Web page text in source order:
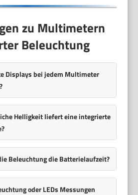
zu Multimetern
Beleuchtung
Displays bei jedem Multimeter
Helligkeit liefert eine integrierte
Beleuchtung die Batterielaufzeit?
oder LEDs Messungen